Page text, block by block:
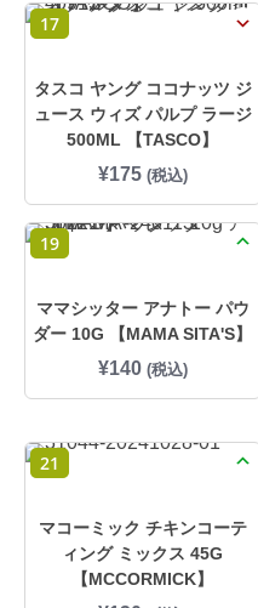
17
タスコ ヤング ココナッツ ジ
ュース ウィズ パルプ ラージ
500ML 【TASCO】
¥175 (税込)
19
ママシッター アナトー パウ
ダー 10G 【MAMA SITA'S】
¥140 (税込)
21
マコーミック チキンコーテ
ィング ミックス 45G
【MCCORMICK】